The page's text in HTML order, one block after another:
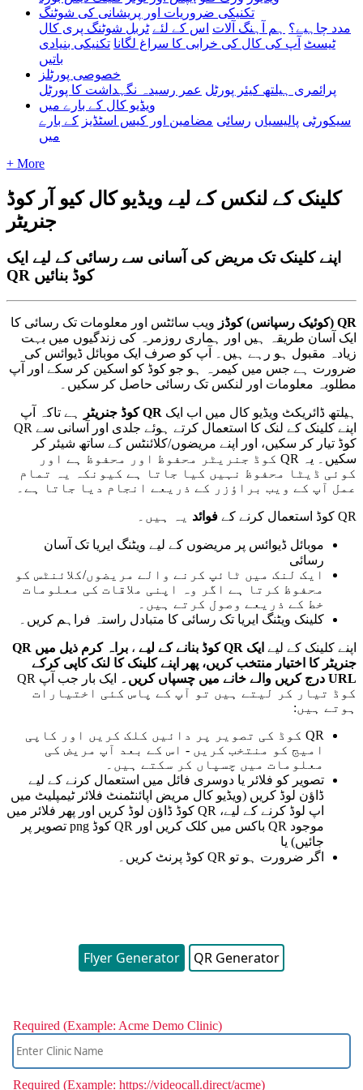
تکنیکی ضروریات اور پریشانی کی شوٹنگ
مدد چاہیے؟ ہم آہنگ آلات اس کے لئے ٹربل شوٹنگ پری کال
ٹیسٹ آپ کی کال کی خرابی کا سراغ لگانا تکنیکی بنیادی
باتیں
خصوصی پورٹلز
پرائمری ہیلتھ کیئر پورٹل عمر رسیدہ نگہداشت کا پورٹل
ویڈیو کال کے بارے میں
سیکورٹی پالیسیاں رسائی مضامین اور کیس اسٹڈیز کے بارے
میں
+ More
کلینک کے لنکس کے لیے ویڈیو کال کیو آر کوڈ
جنریٹر
اپنے کلینک تک مریض کی آسانی سے رسائی کے لیے ایک
QR کوڈ بنائیں
QR
(کوئیک ر سپانس) کوڈز ویب سائٹس ور معلومات تک ر سائی کا
یک سان طر یق ہیں ور ہمار ی ر وز مر کی ز ندگیوں میں ب ہت
ز یاد مقبول ہو ر ہ ے ہیں پ کو صر ف یک موبائل ڈیو ئس کی
ضر ور ت ہ ے جس میں کیمر ہو جو کوڈ کو سکین کر سک ے ور
پ
مطلوب معلومات ور لنکس تک ر سائی حاصل کر سکیں
ہیلتھ ڈ ئر یکٹ ویڈیو کال میں ب یک QR کوڈ جنر یٹر ہ ے تاک
پ
پن ے کلینک ک ے لنک کا ستعمال کر ت ے ہوئ ے جلدی ور سانی س ے QR
کوڈ تیار کر سکیں، ور پن ے مر یضوں/کلئنٹس ک ے ساتھ شیئر کر
سکیں ی QR ک و ڈ ج ن ر ی ٹ ر م ح ف و ظ ا و ر م ح ف و ظ ہ ے ا و ر
ک و ئ ی ڈ ی ٹ ا م ح ف و ظ ن ہ ی ں ک ی ا ج ا ت ا ہ ے ک ی و ن ک ی ت م ا م
ع م ل آ پ ک ے و ی ب ب ر ا ؤ ز ر ک ے ذ ر ی ع ے ا ن ج ا م د ی ا ج ا ت ا ہ ے
QR کوڈ ستعمال کر ن ے ک ے فو ائد ی ہ ی ں
موبائل ڈیو ئس پر مر یضوں ک ے لی ے ویٹنگ یر یا تک سان
ر سائی
ا ی ک ل ن ک م ی ں ٹ ا ئ پ ک ر ن ے و ا ل ے م ر ی ض و ں/ک ل ئ ن ٹس ک و
م ح ف و ظ ک ر ت ا ہ ے ا گ ر و ا پ ن ی م ل ق ا ت ک ی م ع ل و م ا ت
خط ک ے ذ ر ی ع ے و ص و ل ک ر ت ے ہ ی ں
کلینک ویٹنگ یر یا تک ر سائی کا متبادل ر ست فر ہم کر یں
پن ے کلینک ک ے لی ے یک QR کوڈ بنانے کے لیے ، بر ہ کر م ذیل میں QR
جنر یٹر کا ختیار منتخب کر یں، پھر پنے کلینک کا لنک کاپی کرکے
URL در ج کر یں و لے خانے میں چسپاں کر یں ۔ یک بار جب پ QR
ک و ڈ ت ی ا ر ک ر ل ی ت ے ہ ی ں ت و آ پ ک ے پ ا س ک ئ ی ا خ ت ی ا ر ا ت
ہ و ت ے ہ ی ں:
QR ک و ڈ ک ی ت ص و ی ر پ ر د ا ئ ی ں ک ل ک ک ر ی ں ا و ر ک ا پ
ی
ا م ی ج ک و م ن ت خب ک ر ی ں - ا س ک ے ب ع د آ پ م ر ی ض ک ی
م ع ل و م ا ت م ی ں چس پ ا ں ک ر س ک ت ے ہ ی ں
تصویر کو فلئر یا دوسر ی فائل میں ستعمال کر ن ے ک ے لی ے
ڈ ؤن لوڈ کر یں (ویڈیو کال مر یض پائنٹمنٹ فلئر ٹیمپلیٹ میں
پ لوڈ کر ن ے ک ے لی ے، QR کوڈ ڈ ؤن لوڈ کر یں ور پھر فلئر میں
موجود QR باکس میں کلک کر یں ور QR کوڈ png تصویر پر
جائیں) یا
گر ضر ور ت ہو تو QR کوڈ پر نٹ کر یں